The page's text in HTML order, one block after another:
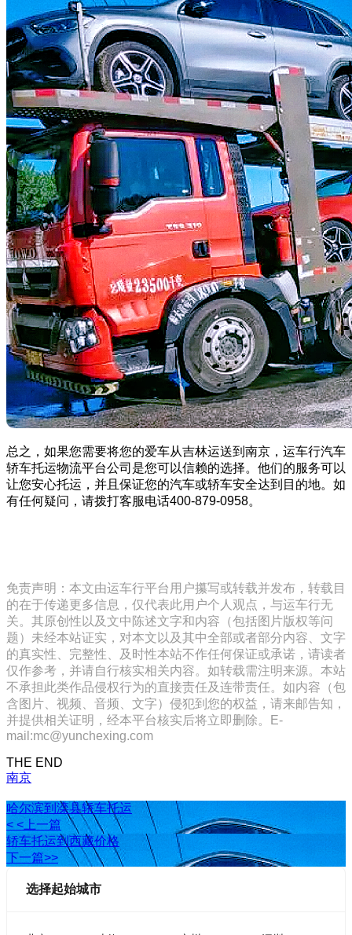
总之，如果您需要将您的爱车从吉林运送到南京，运车行汽车
轿车托运物流平台公司是您可以信赖的选择。他们的服务可以
让您安心托运，并且保证您的汽车或轿车安全达到目的地。如
有任何疑问，请拨打客服电话400-879-0958。
免责声明：本文由运车行平台用户攥写或转载并发布，转载目
的在于传递更多信息，仅代表此用户个人观点，与运车行无
关。其原创性以及文中陈述文字和内容（包括图片版权等问
题）未经本站证实，对本文以及其中全部或者部分内容、文字
的真实性、完整性、及时性本站不作任何保证或承诺，请读者
仅作参考，并请自行核实相关内容。如转载需注明来源。本站
不承担此类作品侵权行为的直接责任及连带责任。如内容（包
含图片、视频、音频、文字）侵犯到您的权益，请来邮告知，
并提供相关证明，经本平台核实后将立即删除。E-
mail:mc@yunchexing.com
THE END
南京
哈尔滨到滦县轿车托运
< <上一篇
轿车托运到西藏价格
下一篇>>
选择起始城市